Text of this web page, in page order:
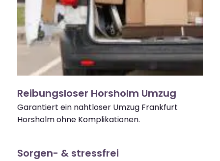
Reibungsloser Horsholm Umzug
Garantiert ein nahtloser Umzug Frankfurt
Horsholm ohne Komplikationen.
Sorgen- & stressfrei